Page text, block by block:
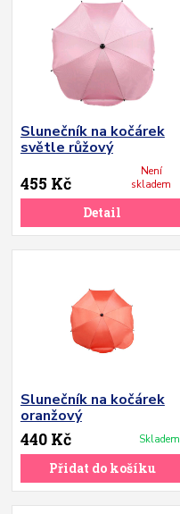
Slunečník na kočárek
světle růžový
455 Kč
Není
skladem
Detail
Slunečník na kočárek
oranžový
440 Kč Skladem
Přidat do košíku